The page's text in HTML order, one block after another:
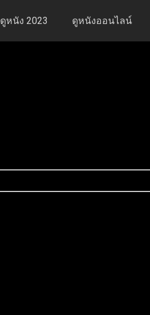
ดูหนัง 2023 ดูหนังออนไลน์